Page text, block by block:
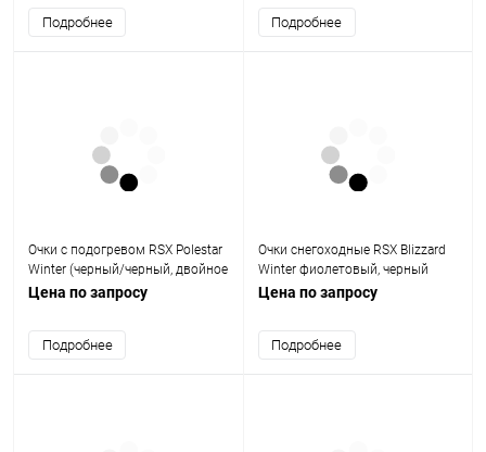
Подробнее Подробнее
Очки с подогревом RSX Polestar
Winter (черный/черный, двойное
розовое стекло, без
Цена по запросу
Подробнее
Очки снегоходные RSX Blizzard
Winter фиолетовый, черный
двойное прозрачное стекло,
Цена по запросу
Подробнее